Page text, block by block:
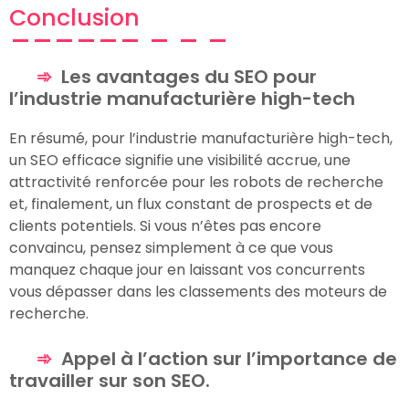
Conclusion
Les avantages du SEO pour
l’industrie manufacturière high-tech
En résumé, pour l’industrie manufacturière high-tech,
un SEO efficace signifie une visibilité accrue, une
attractivité renforcée pour les robots de recherche
et, finalement, un flux constant de prospects et de
clients potentiels. Si vous n’êtes pas encore
convaincu, pensez simplement à ce que vous
manquez chaque jour en laissant vos concurrents
vous dépasser dans les classements des moteurs de
recherche.
Appel à l’action sur l’importance de
travailler sur son SEO.